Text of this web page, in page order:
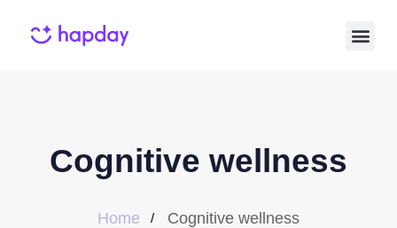
Cognitive wellness
Home Cognitive wellness